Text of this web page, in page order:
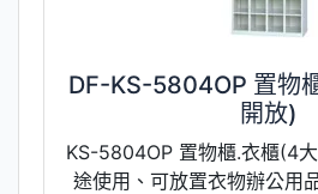
DF-KS-5804OP 置物
開放)
KS-5804OP 置物櫃.衣櫃(4
途使用、可放置衣物辦公